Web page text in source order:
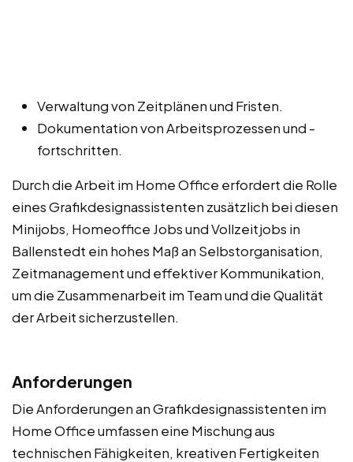
Verwaltung von Zeitplänen und Fristen.
Dokumentation von Arbeitsprozessen und -
fortschritten.
Durch die Arbeit im Home Office erfordert die Rolle
eines Grafikdesignassistenten zusätzlich bei diesen
Minijobs, Homeoffice Jobs und Vollzeitjobs in
Ballenstedt ein hohes Maß an Selbstorganisation,
Zeitmanagement und effektiver Kommunikation,
um die Zusammenarbeit im Team und die Qualität
der Arbeit sicherzustellen.
Anforderungen
Die Anforderungen an Grafikdesignassistenten im
Home Office umfassen eine Mischung aus
technischen Fähigkeiten, kreativen Fertigkeiten